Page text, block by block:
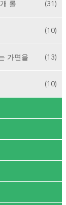
롤 (31)
(10)
가면을 (13)
(10)